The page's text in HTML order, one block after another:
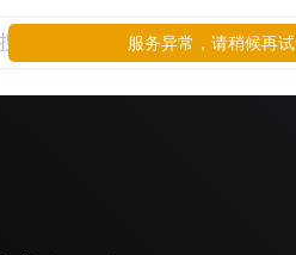
服务异常，请稍候再试